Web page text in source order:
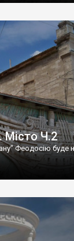
Місто Ч.2
Феодосію буде